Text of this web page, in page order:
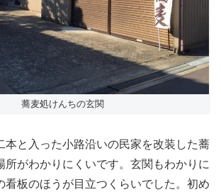
蕎麦処けんちの玄関
本と入った小路沿いの民家を改装した蕎
所がわかりにくいです。玄関もわかりに
看板のほうが目立つくらいでした。初め